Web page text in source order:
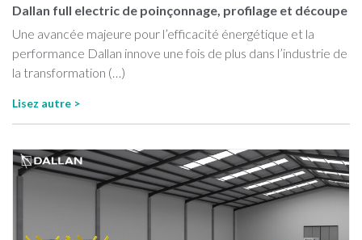
Dallan full electric de poinçonnage, profilage et découpe
Une avancée majeure pour l’efficacité énergétique et la
performance Dallan innove une fois de plus dans l’industrie de
la transformation (…)
Lisez autre >